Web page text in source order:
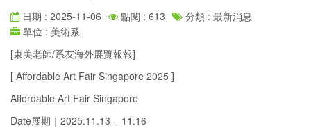
日期 : 2025-11-06 點閱 : 613
分類 : 最新消息
單位 : 美術系
[東美老師/系友海外展覽報報]
[ Affordable Art Fair Singapore 2025 ]
Affordable Art Fair Singapore
Date展期｜2025.11.13 – 11.16